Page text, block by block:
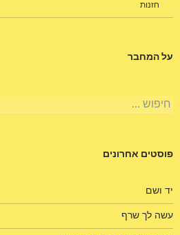
חזנות
על המחבר
חיפוש:
פוסטים אחרונים
יד ושם
עשה לך שרף